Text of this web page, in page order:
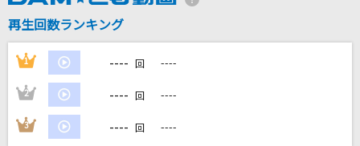
オフコース
カラオケ最新情報をチェック！
再生回数ランキング
1 ---- 回 ----
2 ---- 回 ----
3 ---- 回 ----